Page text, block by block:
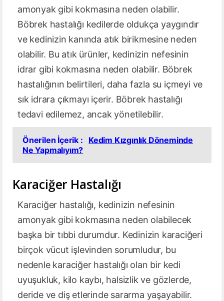
amonyak gibi kokmasına neden olabilir.
Böbrek hastalığı kedilerde oldukça yaygındır
ve kedinizin kanında atık birikmesine neden
olabilir. Bu atık ürünler, kedinizin nefesinin
idrar gibi kokmasına neden olabilir. Böbrek
hastalığının belirtileri, daha fazla su içmeyi ve
sık idrara çıkmayı içerir. Böbrek hastalığı
tedavi edilemez, ancak yönetilebilir.
Önerilen İçerik :
Kedim Kızgınlık Döneminde
Ne Yapmalıyım?
Karaciğer Hastalığı
Karaciğer hastalığı, kedinizin nefesinin
amonyak gibi kokmasına neden olabilecek
başka bir tıbbi durumdur. Kedinizin karaciğeri
birçok vücut işlevinden sorumludur, bu
nedenle karaciğer hastalığı olan bir kedi
uyuşukluk, kilo kaybı, halsizlik ve gözlerde,
deride ve diş etlerinde sararma yaşayabilir.